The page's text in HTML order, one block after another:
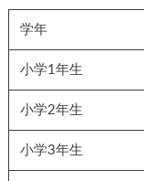
学年
小学1年生
小学2年生
小学3年生